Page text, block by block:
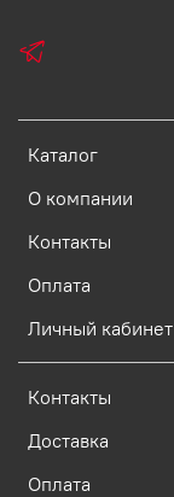
Каталог
О компании
Контакты
Оплата
Личный кабинет
Контакты
Доставка
Оплата